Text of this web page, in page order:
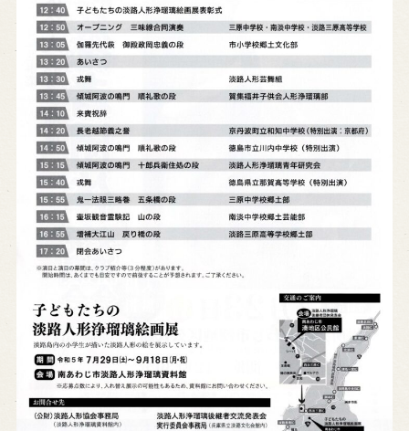
※株式会社うずのくに南あわじの求人情報ページへ移動します
関連施設
通販サイトうずのくに
道の駅うずしお
うずの丘大鳴門橋記念館